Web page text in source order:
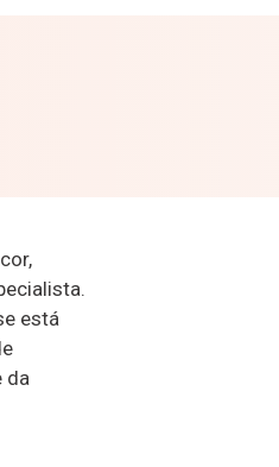
está
da